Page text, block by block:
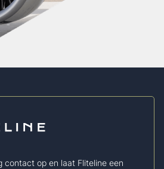
contact op en laat Fliteline een